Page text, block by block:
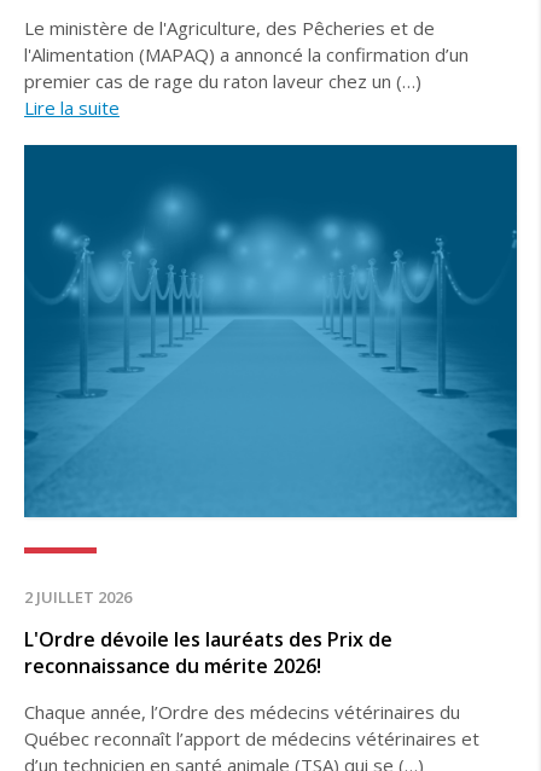
Le ministère de l'Agriculture, des Pêcheries et de
l'Alimentation (MAPAQ) a annoncé la confirmation d’un
premier cas de rage du raton laveur chez un (…)
Lire la suite
2 JUILLET 2026
L'Ordre dévoile les lauréats des Prix de
reconnaissance du mérite 2026!
Chaque année, l’Ordre des médecins vétérinaires du
Québec reconnaît l’apport de médecins vétérinaires et
d’un technicien en santé animale (TSA) qui se (…)